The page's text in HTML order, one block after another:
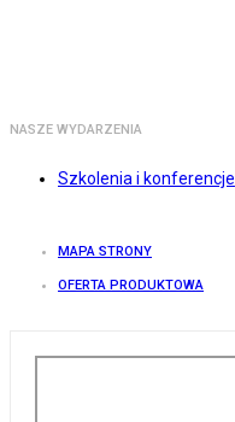
NASZE WYDARZENIA
Szkolenia i konferencje
MAPA STRONY
OFERTA PRODUKTOWA